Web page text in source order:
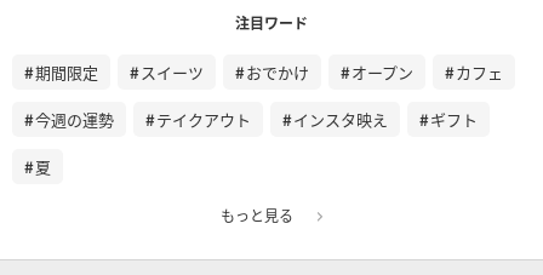
注目ワード
期間限定 スイーツ おでかけ オープン カフェ
今週の運勢 テイクアウト インスタ映え ギフト
夏
もっと見る